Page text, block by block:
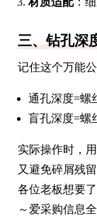
三、钻孔深
记住这个万能公
通孔深度=螺
盲孔深度=螺
实际操作时，
又避免碎屑残留
各位老板想要
～爱采购信息